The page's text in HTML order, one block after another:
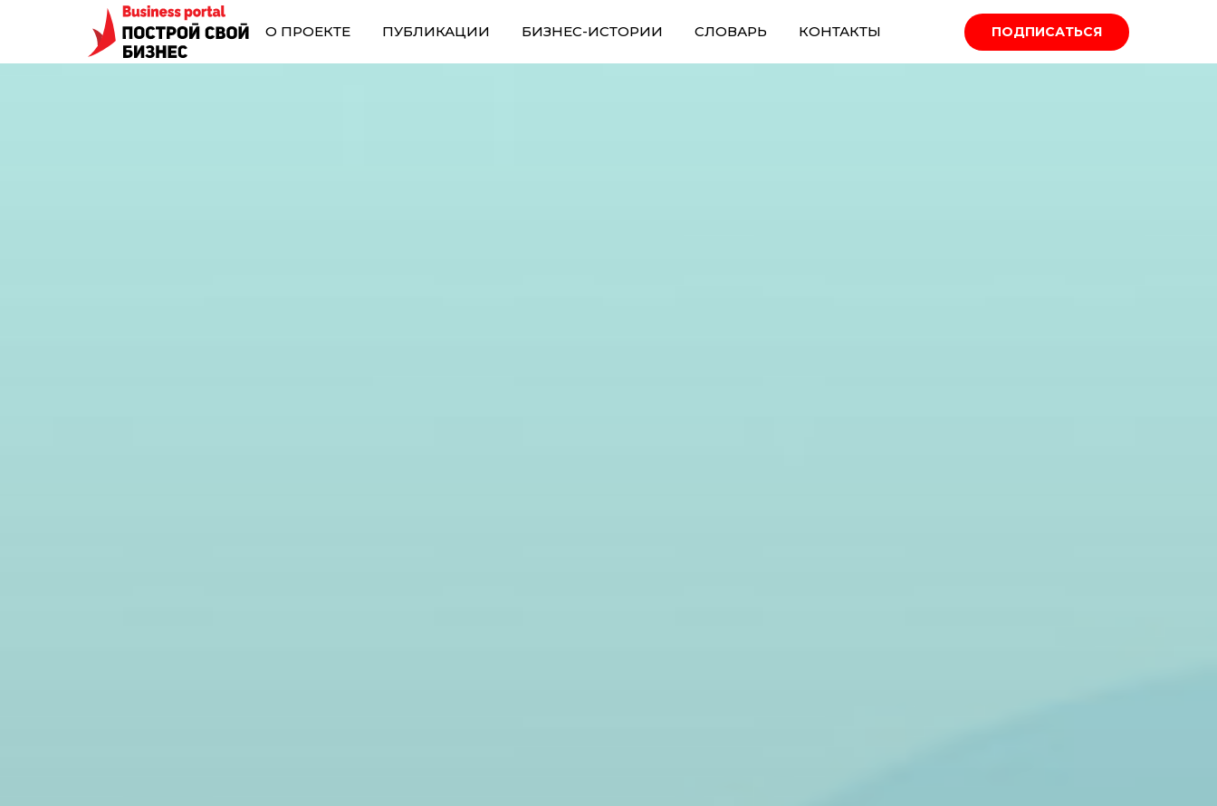
О ПРОЕКТЕ ПУБЛИКАЦИИ БИЗНЕС-ИСТОРИИ СЛОВАРЬ КОНТАКТЫ ПОДПИСАТЬСЯ